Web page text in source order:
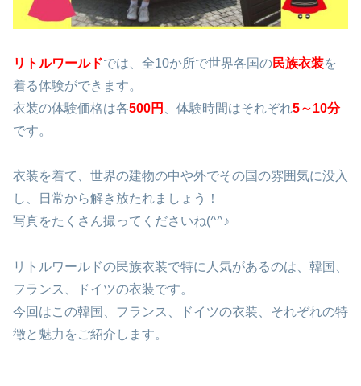
リトルワールドでは、全10か所で世界各国の民族衣装を
着る体験ができます。
衣装の体験価格は各500円 、体験時間はそれぞれ5～10分
です。
衣装を着て、世界の建物の中や外でその国の雰囲気に没入
し、日常から解き放たれましょう！
写真をたくさん撮ってくださいね(^^♪
リトルワールドの民族衣装で特に人気があるのは、韓国、
フランス、ドイツの衣装です。
今回はこの韓国、フランス、ドイツの衣装、それぞれの特
徴と魅力をご紹介します。